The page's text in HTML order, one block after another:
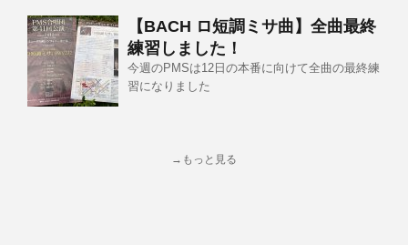
【BACH ロ短調ミサ曲】全曲最終
練習しました！
今週のPMSは12日の本番に向けて全曲の最終練
習になりました
→もっと見る